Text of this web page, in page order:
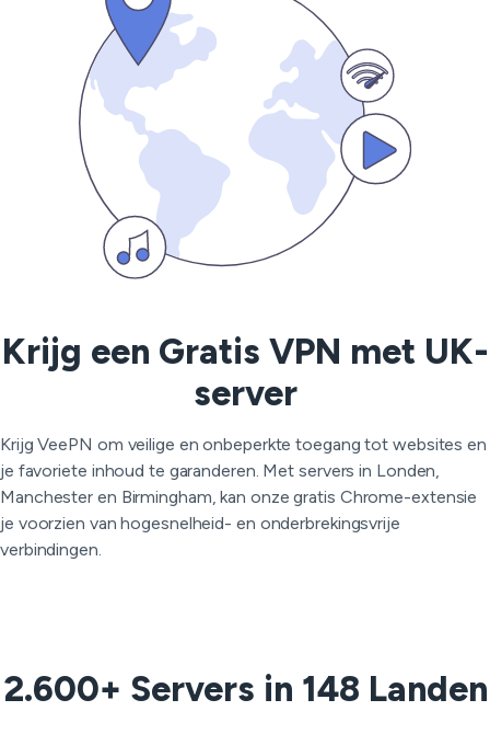
Krijg een Gratis VPN met UK-
server
Krijg VeePN om veilige en onbeperkte toegang tot websites en
je favoriete inhoud te garanderen. Met servers in Londen,
Manchester en Birmingham, kan onze gratis Chrome-extensie
je voorzien van hogesnelheid- en onderbrekingsvrije
verbindingen.
2.600+ Servers in 148 Landen